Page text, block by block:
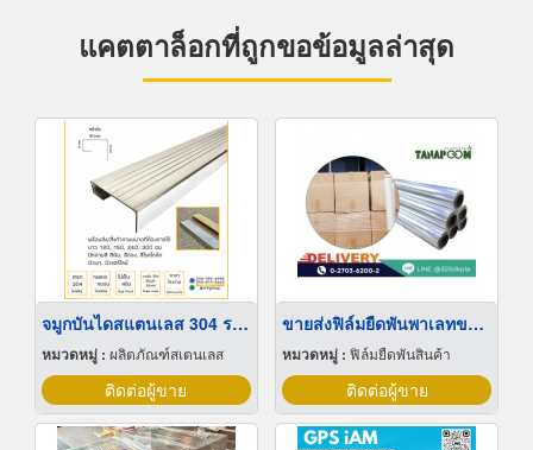
แคตตาล็อกที่ถูกขอข้อมูลล่าสุด
จมูกบันไดสแตนเลส 304 ราคาโรงงาน
หมวดหมู่ : ผลิตภัณฑ์สเตนเลส
ติดต่อผู้ขาย
ขายส่งฟิล์มยืดพันพาเลทขนาดพันด้วยมือ Hand wrap
หมวดหมู่ : ฟิล์มยืดพันสินค้า
ติดต่อผู้ขาย